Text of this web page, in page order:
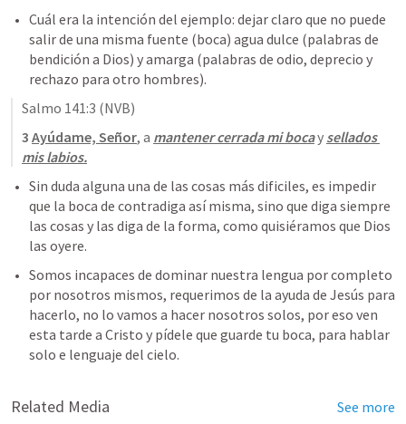
Cuál era la intención del ejemplo: dejar claro que no puede
salir de una misma fuente (boca) agua dulce (palabras de
bendición a Dios) y amarga (palabras de odio, deprecio y
rechazo para otro hombres).
Salmo 141:3 (NVB)
3 Ayúdame, Señor, a mantener cerrada mi boca y sellados
mis labios.
Sin duda alguna una de las cosas más dificiles, es impedir
que la boca de contradiga así misma, sino que diga siempre
las cosas y las diga de la forma, como quisiéramos que Dios
las oyere.
Somos incapaces de dominar nuestra lengua por completo
por nosotros mismos, requerimos de la ayuda de Jesús para
hacerlo, no lo vamos a hacer nosotros solos, por eso ven
esta tarde a Cristo y pídele que guarde tu boca, para hablar
solo e lenguaje del cielo.
Related Media See more